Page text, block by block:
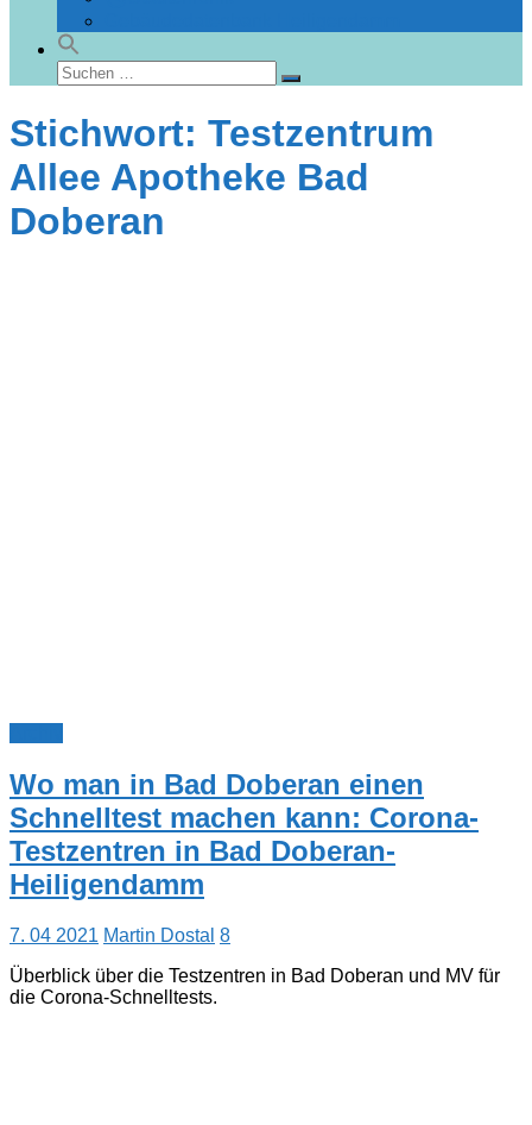
Suchen
nach:
Suchen
Stichwort: Testzentrum
Allee Apotheke Bad
Doberan
Wo man in Bad Doberan einen
Schnelltest machen kann: Corona-
Testzentren in Bad Doberan-
Heiligendamm
7. 04 2021 Martin Dostal 8
Überblick über die Testzentren in Bad Doberan und MV für
die Corona-Schnelltests.